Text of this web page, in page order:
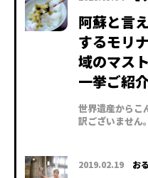
阿蘇と言
するモリ
域のマス
一挙ご紹
世界遺産からこ
訳ございませ
2019.02.19 お